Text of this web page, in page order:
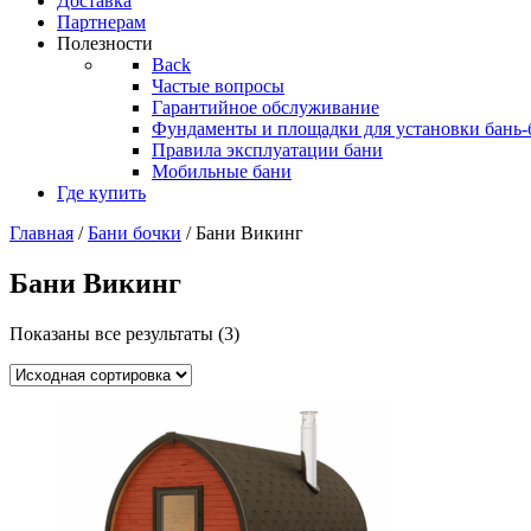
Партнерам
Полезности
Back
Частые вопросы
Гарантийное обслуживание
Фундаменты и площадки для установки бань-
Правила эксплуатации бани
Мобильные бани
Где купить
Главная /Бани бочки / Бани Викинг
Бани Викинг
Показаны все результаты (3)